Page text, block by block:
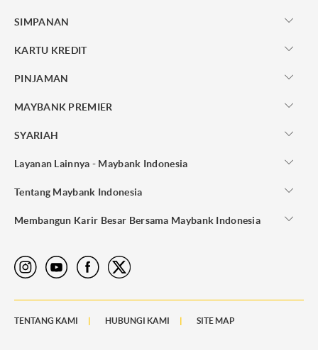
SIMPANAN
KARTU KREDIT
PINJAMAN
MAYBANK PREMIER
SYARIAH
Layanan Lainnya - Maybank Indonesia
Tentang Maybank Indonesia
Membangun Karir Besar Bersama Maybank Indonesia
TENTANG KAMI HUBUNGI KAMI SITE MAP